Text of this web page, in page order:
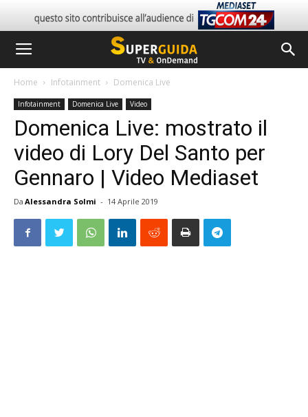
Home Infotainment Domenica Live
Infotainment Domenica Live Video
Domenica Live: mostrato il
video di Lory Del Santo per
Gennaro | Video Mediaset
Da Alessandra Solmi - 14 Aprile 2019